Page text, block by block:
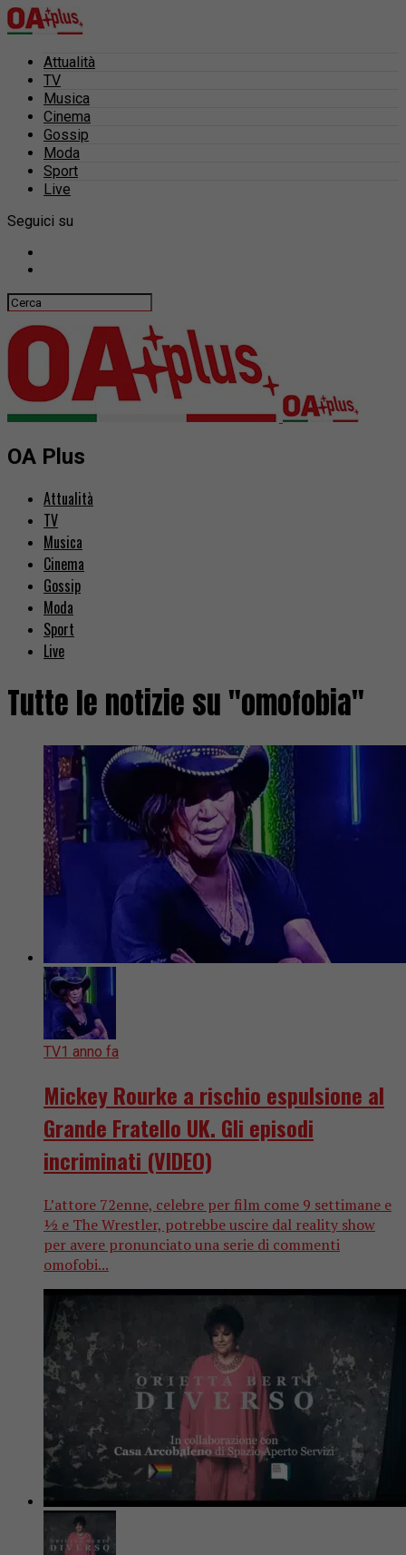
Attualità
TV
Musica
Cinema
Gossip
Moda
Sport
Live
Seguici su
OA Plus
Attualità
TV
Musica
Cinema
Gossip
Moda
Sport
Live
Tutte le notizie su "omofobia"
TV1 anno fa
Mickey Rourke a rischio espulsione al
Grande Fratello UK. Gli episodi
incriminati (VIDEO)
L’attore 72enne, celebre per film come 9 settimane e
½ e The Wrestler, potrebbe uscire dal reality show
per avere pronunciato una serie di commenti
omofobi...